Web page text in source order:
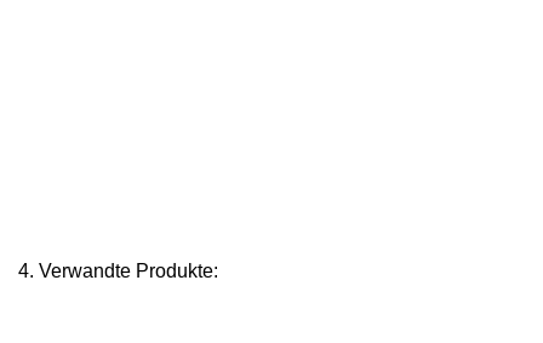
4. Verwandte Produkte: